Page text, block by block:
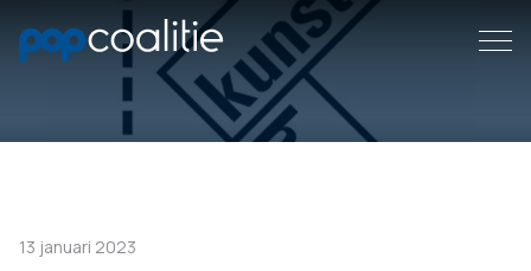
13 januari 2023